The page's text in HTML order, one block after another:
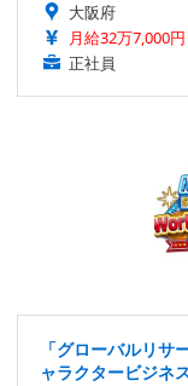
大阪府
月給32万7,000
正社員
「グローバルリ
ャラクタービジネ